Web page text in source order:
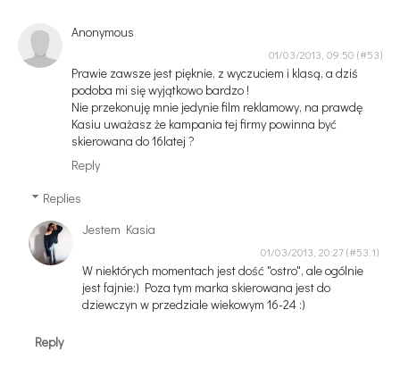
Anonymous
01/03/2013, 09:50
Prawie zawsze jest pięknie, z wyczuciem i klasą, a dziś
podoba mi się wyjątkowo bardzo !
Nie przekonuję mnie jedynie film reklamowy, na prawdę
Kasiu uważasz że kampania tej firmy powinna być
skierowana do 16latej ?
Reply
Replies
Jestem Kasia
01/03/2013, 20:27
W niektórych momentach jest dość "ostro", ale ogólnie
jest fajnie:) Poza tym marka skierowana jest do
dziewczyn w przedziale wiekowym 16-24 :)
Reply